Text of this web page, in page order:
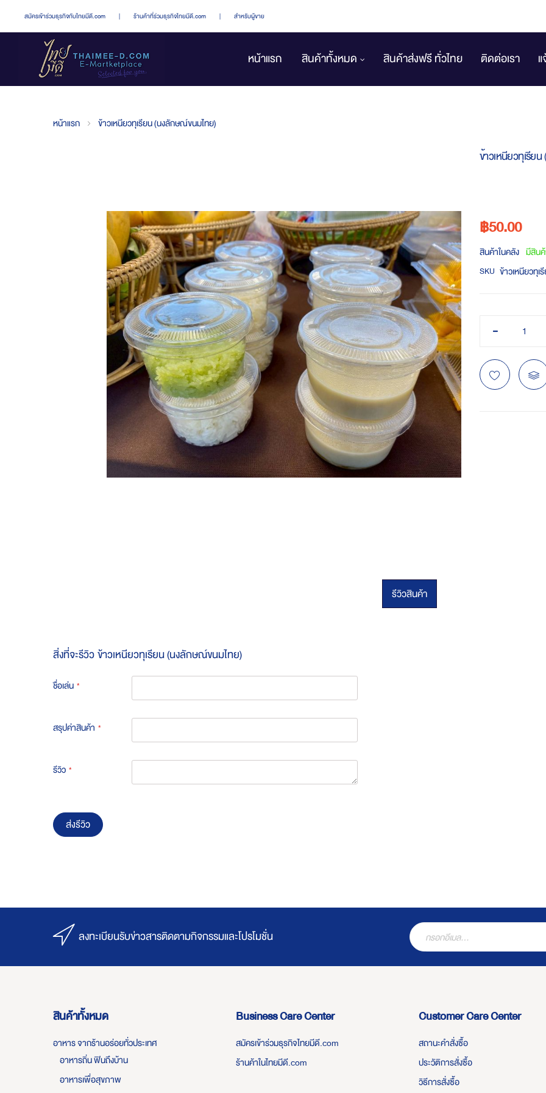
สมัครเข้าร่วมธุรกิจกับไทยมีดี.com | ร้านค้าที่ร่วมธุรกิจไทยมีดี.com | สำหรับผู้ขาย
หน้าแรก สินค้าทั้งหมด สินค้าส่งฟรี ทั่วไทย ติดต่อเรา
หน้าแรก ข้าวเหนียวทุเรียน (นงลักษณ์ขนมไทย)
gallery
ข้าวเหนียวทุเรีย
฿50.00
สินค้าในคลัง มีสิน
SKU ข้าวเหนียวทุ
รีวิวสินค้า
สิ่งที่จะรีวิวข้าวเหนียวทุเรียน (นงลักษณ์ขนมไทย)
ชื่อเล่น
สรุปค่าสินค้า
รีวิว
ส่งรีวิว
ลงทะเบียนรับข่าวสารติดตามกิจกรรมและโปรโมชั่น
สินค้าทั้งหมด
อาหาร จากร้านอร่อยทั่วประเทศ
อาหารถิ่น ฟินถึงบ้าน
อาหารเพื่อสุขภาพ
Business Care Center
สมัครเข้าร่วมธุรกิจไทยมีดี.com
ร้านค้าในไทยมีดี.com
Customer Care Center
สถานะคำสั่งซื้อ
ประวัติการสั่งซื้อ
วิธีการสั่งซื้อ